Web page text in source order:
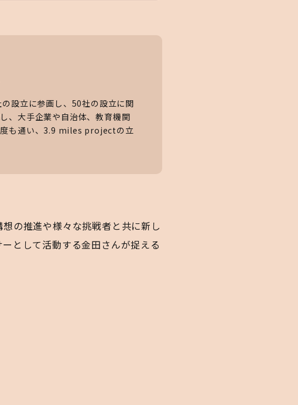
設立に参画し、50社の設立に関
、大手企業や自治体、教育機関
度も通い、3.9 miles projectの立
の推進や様々な挑戦者と共に新し
として活動する金田さんが捉える